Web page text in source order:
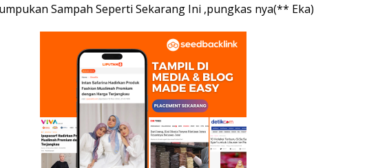
Sampah Seperti Sekarang Ini ,pungkas nya(** Eka)